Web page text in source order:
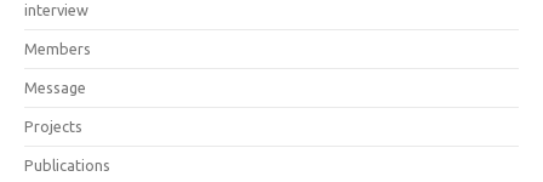
interview
Members
Message
Projects
Publications